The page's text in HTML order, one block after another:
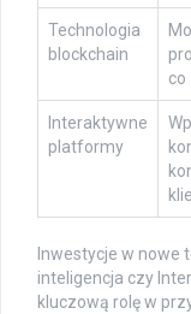
Technologia
blockchain
co
Interaktywne
platformy
Inwestycje w nowe
inteligencja czy
kluczową rolę w